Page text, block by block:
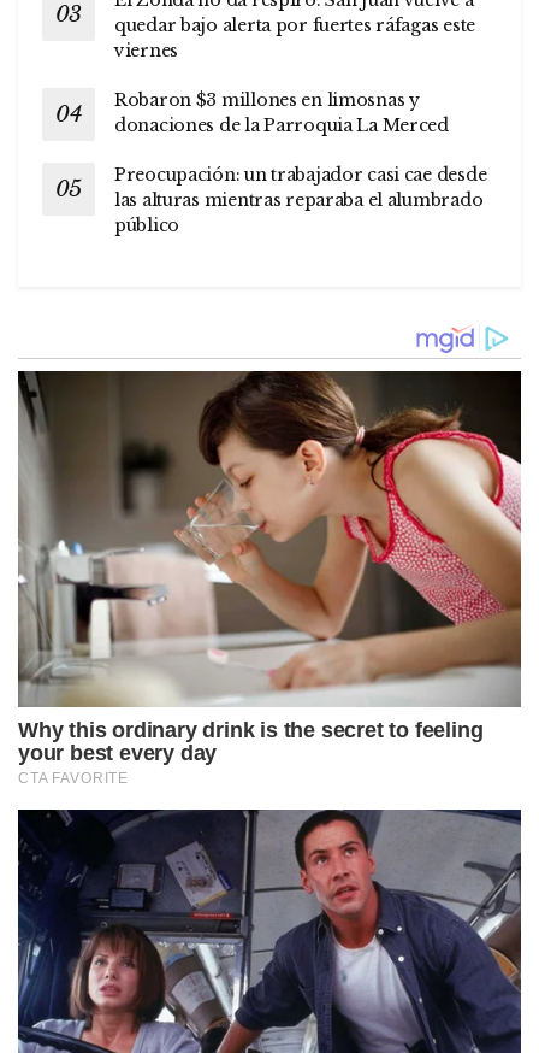
quedar bajo alerta por fuertes ráfagas este
viernes
Robaron $3 millones en limosnas y
donaciones de la Parroquia La Merced
Preocupación: un trabajador casi cae desde
las alturas mientras reparaba el alumbrado
público